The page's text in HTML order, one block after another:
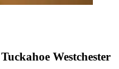
Westchester